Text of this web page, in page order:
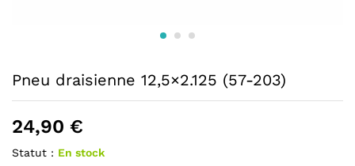
Pneu draisienne 12,5×2.125 (57-203)
24,90 €
Statut : En stock